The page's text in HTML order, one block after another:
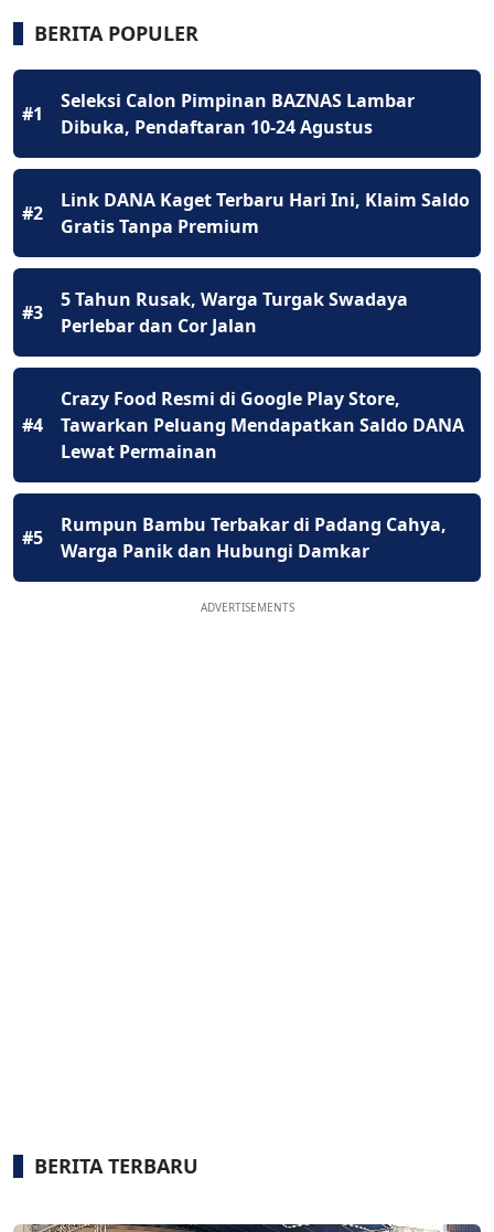
BERITA POPULER
#1
Seleksi Calon Pimpinan BAZNAS Lambar
Dibuka, Pendaftaran 10-24 Agustus
#2
Link DANA Kaget Terbaru Hari Ini, Klaim Saldo
Gratis Tanpa Premium
#3
5 Tahun Rusak, Warga Turgak Swadaya
Perlebar dan Cor Jalan
#4
Crazy Food Resmi di Google Play Store,
Tawarkan Peluang Mendapatkan Saldo DANA
Lewat Permainan
#5
Rumpun Bambu Terbakar di Padang Cahya,
Warga Panik dan Hubungi Damkar
ADVERTISEMENTS
BERITA TERBARU